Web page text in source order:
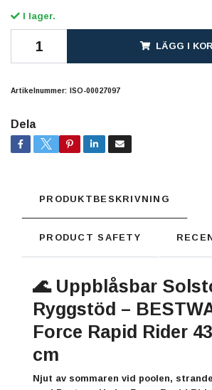
I lager.
LÄGG I
Artikelnummer: ISO-00027097
Dela
PRODUKTBESKRIVNING
PRODUCT SAFETY
🌊 Uppblåsbar
Ryggstöd –
Force Rapid Rider
cm
Njut av sommaren vid poolen,